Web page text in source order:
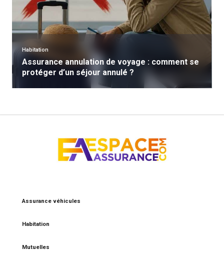
Habitation
Assurance annulation de voyage : comment se
protéger d’un séjour annulé ?
Assurance véhicules
Habitation
Mutuelles